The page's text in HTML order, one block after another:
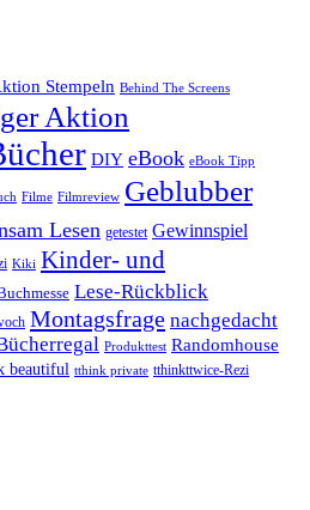
Stempeln Behind The Screens
Aktion
DIY eBook eBook Tipp
Filme Filmreview Geblubber
Lesen getestet Gewinnspiel
Kiki Kinder- und
Lese-Rückblick
Montagsfrage nachgedacht
Produkttest Randomhouse
beautiful tthink private tthinkttwice-Rezi